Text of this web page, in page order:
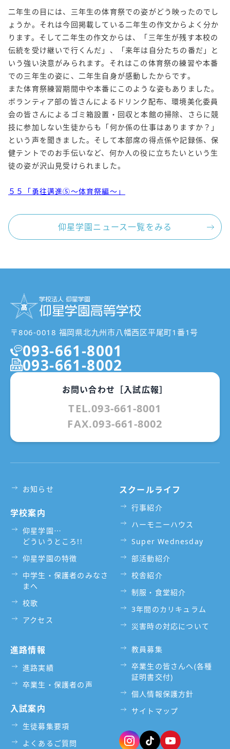
二年生の目には、三年生の体育祭での姿がどう映ったのでし
ょうか。それは今回掲載している二年生の作文からよく分か
ります。そして二年生の作文からは、「三年生が残す本校の
伝統を受け継いで行くんだ」、「来年は自分たちの番だ」と
いう強い決意がみられます。それはこの体育祭の練習や本番
での三年生の姿に、二年生自身が感動したからです。
また体育祭練習期間中や本番にこのような姿もありました。
ボランティア部の皆さんによるドリンク配布、環境美化委員
会の皆さんによるゴミ箱設置・回収と本館の掃除、さらに競
技に参加しない生徒からも「何か係の仕事はありますか？」
という声を聞きました。そして本部席の得点係や記録係、保
健テントでのお手伝いなど、何か人の役に立ちたいという生
徒の姿が沢山見受けられました。
５５「勇往邁進⑤～体育祭編～」
仰星学園ニュース一覧をみる
〒806-0018 福岡県北九州市八幡西区平尾町1番1号
093-661-8001
093-661-8002
お問い合わせ［入試広報］
TEL.093-661-8001
FAX.093-661-8002
お知らせ
学校案内
仰星学園⋯
どういうところ!!
仰星学園の特徴
中学生・保護者のみなさ
まへ
校歌
アクセス
スクールライフ
行事紹介
ハーモニーハウス
Super Wednesday
部活動紹介
校舎紹介
制服・食堂紹介
3年間のカリキュラム
災害時の対応について
進路情報
進路実績
卒業生・保護者の声
入試案内
生徒募集要項
よくあるご質問
教員募集
卒業生の皆さんへ(各種
証明書交付)
個人情報保護方針
サイトマップ